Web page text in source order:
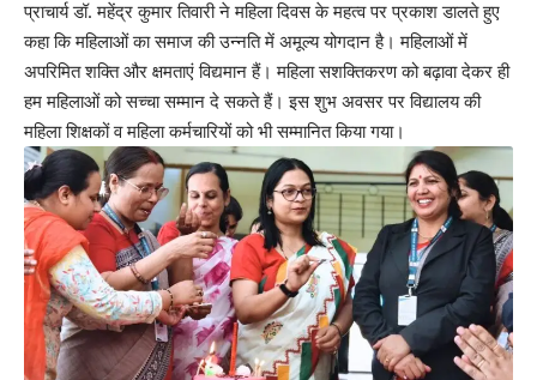
प्राचार्य डॉ. महेंद्र कुमार तिवारी ने महिला दिवस के महत्व पर प्रकाश डालते हुए
कहा कि महिलाओं का समाज की उन्नति में अमूल्य योगदान है। महिलाओं में
अपरिमित शक्ति और क्षमताएं विद्यमान हैं। महिला सशक्तिकरण को बढ़ावा देकर ही
हम महिलाओं को सच्चा सम्मान दे सकते हैं। इस शुभ अवसर पर विद्यालय की
महिला शिक्षकों व महिला कर्मचारियों को भी सम्मानित किया गया।